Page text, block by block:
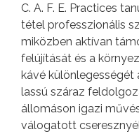
C. A. F. E. Practices
tétel professzionális
miközben aktívan
felújítását és a
kávé különlegességét
lassú száraz
állomáson igazi
válogatott